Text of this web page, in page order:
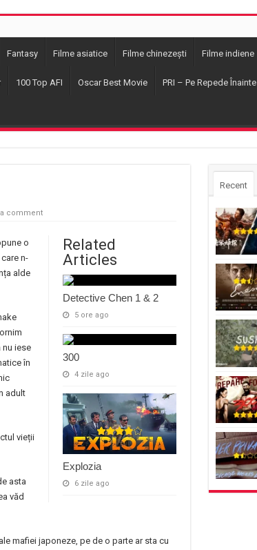
Fantasy Filme asiatice Filme chinezești Filme indiene
100 Top AFI Oscar Best Movie PRI – Pe Repede Înainte
a comment
Related
Articles
Detective Chen 1 & 2
5 ore ago
300
4 zile ago
Explozia
6 zile ago
o
n-
alde
iese
în
adult
vieții
asta
văd
mafiei japoneze, pe de o parte ar sta cu
Recent